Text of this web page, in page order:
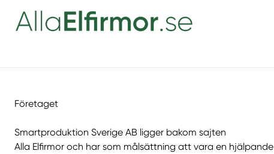
Företaget
Smartproduktion Sverige AB ligger bakom sajten
Alla Elfirmor och har som målsättning att vara en hjälpande